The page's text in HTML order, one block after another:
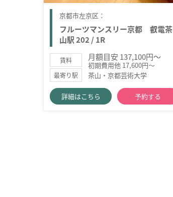
京都市左京区：
フルーツマンスリー京都 叡電茶
山駅 202 / 1R
賃料 月額目安 137,100円～
初期費用他 17,600円～
最寄り駅 茶山・京都芸術大学
詳細はこちら 予約する